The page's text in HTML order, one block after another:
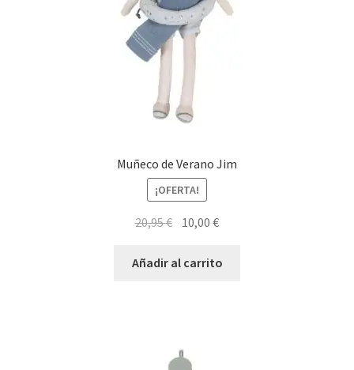
Muñeco de Verano Jim
¡OFERTA!
20,95€ El
original
10,00€El
actual
Añadir al carrito